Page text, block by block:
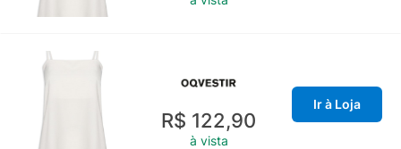
R$ 122,90
à vista
Ir à Loja